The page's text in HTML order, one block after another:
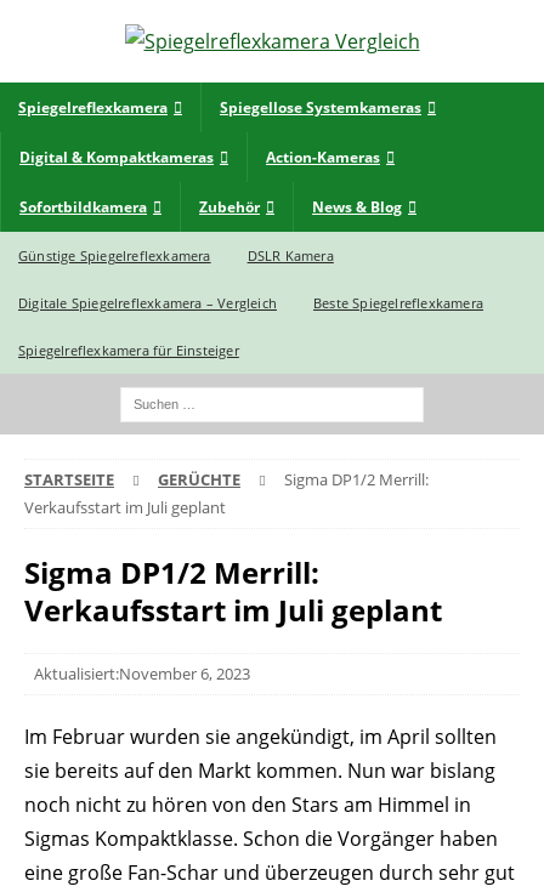
Spiegelreflexkamera Spiegellose Systemkameras
Digital & Kompaktkameras Action-Kameras
Sofortbildkamera Zubehör News & Blog
Günstige Spiegelreflexkamera DSLR Kamera
Digitale Spiegelreflexkamera – Vergleich Beste Spiegelreflexkamera
Spiegelreflexkamera für Einsteiger
STARTSEITE GERÜCHTE
Sigma DP1/2 Merrill:
Verkaufsstart im Juli geplant
Sigma DP1/2 Merrill:
Verkaufsstart im Juli geplant
Aktualisiert:November 6, 2023
Im Februar wurden sie angekündigt, im April sollten
sie bereits auf den Markt kommen. Nun war bislang
noch nicht zu hören von den Stars am Himmel in
Sigmas Kompaktklasse. Schon die Vorgänger haben
eine große Fan-Schar und überzeugen durch sehr gut